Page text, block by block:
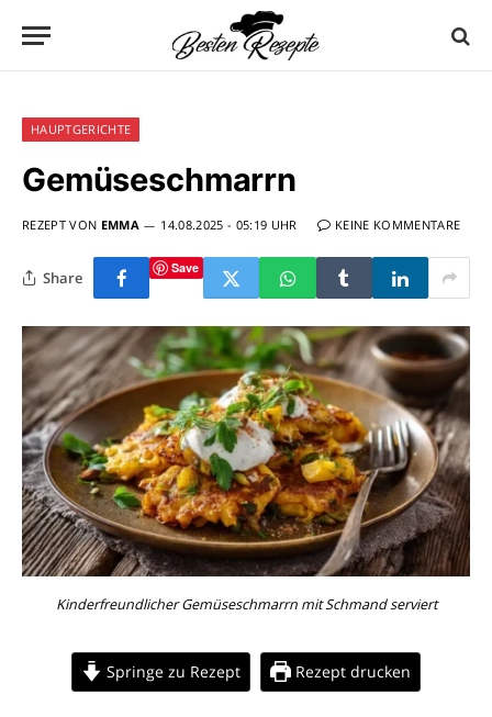
HAUPTGERICHTE
Gemüseschmarrn
REZEPT VON EMMA 14.08.2025 - 05:19 UHR KEINE KOMMENTARE
Share Save
Kinderfreundlicher Gemüseschmarrn mit Schmand serviert
Springe zu Rezept Rezept drucken